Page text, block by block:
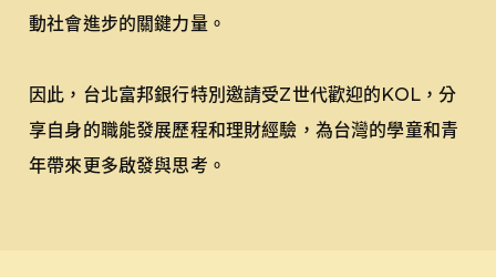
動社會進步的關鍵力量。
因此，台北富邦銀行特別邀請受Z世代歡迎的KOL，分
享自身的職能發展歷程和理財經驗，為台灣的學童和青
年帶來更多啟發與思考。